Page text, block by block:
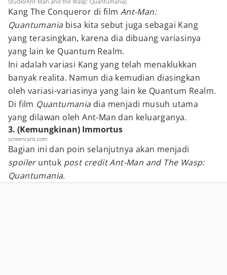
Kang The Conqueror di film Ant-Man:
Quantumania bisa kita sebut juga sebagai Kang
yang terasingkan, karena dia dibuang variasinya
yang lain ke Quantum Realm.
Ini adalah variasi Kang yang telah menaklukkan
banyak realita. Namun dia kemudian diasingkan
oleh variasi-variasinya yang lain ke Quantum Realm.
Di film Quantumania dia menjadi musuh utama
yang dilawan oleh Ant-Man dan keluarganya.
3. (Kemungkinan) Immortus
screenrant.com
Bagian ini dan poin selanjutnya akan menjadi
spoileruntuk post credit Ant-Man and The Wasp:
Quantumania.